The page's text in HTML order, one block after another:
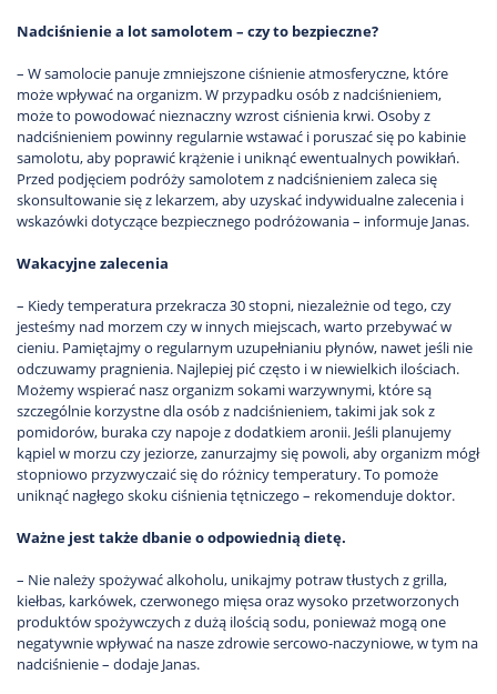
Nadciśnienie a lot samolotem – czy to bezpieczne?
– W samolocie panuje zmniejszone ciśnienie atmosferyczne, które
może wpływać na organizm. W przypadku osób z nadciśnieniem,
może to powodować nieznaczny wzrost ciśnienia krwi. Osoby z
nadciśnieniem powinny regularnie wstawać i poruszać się po kabinie
samolotu, aby poprawić krążenie i uniknąć ewentualnych powikłań.
Przed podjęciem podróży samolotem z nadciśnieniem zaleca się
skonsultowanie się z lekarzem, aby uzyskać indywidualne zalecenia i
wskazówki dotyczące bezpiecznego podróżowania – informuje Janas.
Wakacyjne zalecenia
– Kiedy temperatura przekracza 30 stopni, niezależnie od tego, czy
jesteśmy nad morzem czy w innych miejscach, warto przebywać w
cieniu. Pamiętajmy o regularnym uzupełnianiu płynów, nawet jeśli nie
odczuwamy pragnienia. Najlepiej pić często i w niewielkich ilościach.
Możemy wspierać nasz organizm sokami warzywnymi, które są
szczególnie korzystne dla osób z nadciśnieniem, takimi jak sok z
pomidorów, buraka czy napoje z dodatkiem aronii. Jeśli planujemy
kąpiel w morzu czy jeziorze, zanurzajmy się powoli, aby organizm mógł
stopniowo przyzwyczaić się do różnicy temperatury. To pomoże
uniknąć nagłego skoku ciśnienia tętniczego – rekomenduje doktor.
Ważne jest także dbanie o odpowiednią dietę.
– Nie należy spożywać alkoholu, unikajmy potraw tłustych z grilla,
kiełbas, karkówek, czerwonego mięsa oraz wysoko przetworzonych
produktów spożywczych z dużą ilością sodu, ponieważ mogą one
negatywnie wpływać na nasze zdrowie sercowo-naczyniowe, w tym na
nadciśnienie – dodaje Janas.